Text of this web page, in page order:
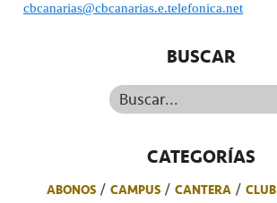
cbcanarias@cbcanarias.e.telefonica.net
BUSCAR
Buscar...
CATEGORÍAS
ABONOS CAMPUS CANTERA CLUB